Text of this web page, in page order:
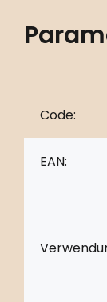
Code:
EAN: